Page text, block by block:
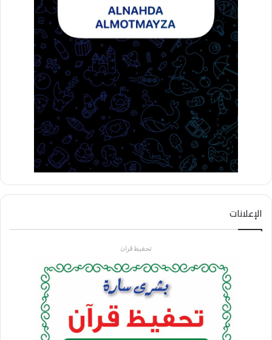
الإعلانات
تحفيظ قران